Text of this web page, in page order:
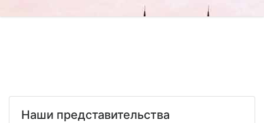
Наши представительства